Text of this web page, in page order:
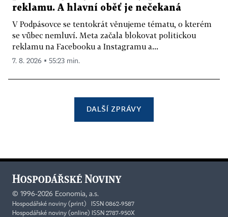
reklamu. A hlavní oběť je nečekaná
V Podpásovce se tentokrát věnujeme tématu, o kterém
se vůbec nemluví. Meta začala blokovat politickou
reklamu na Facebooku a Instagramu a...
7. 8. 2026 ▪ 55:23 min.
DALŠÍ ZPRÁVY
© 1996-2026 Economia, a.s.
Hospodářské noviny (print) ISSN 0862-9587
Hospodářské noviny (online) ISSN 2787-950X